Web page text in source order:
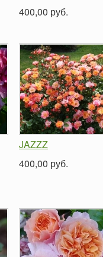
400,00 руб.
JAZZZ
400,00 руб.